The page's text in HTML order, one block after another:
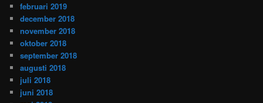
februari 2019
december 2018
november 2018
oktober 2018
september 2018
augusti 2018
juli 2018
juni 2018